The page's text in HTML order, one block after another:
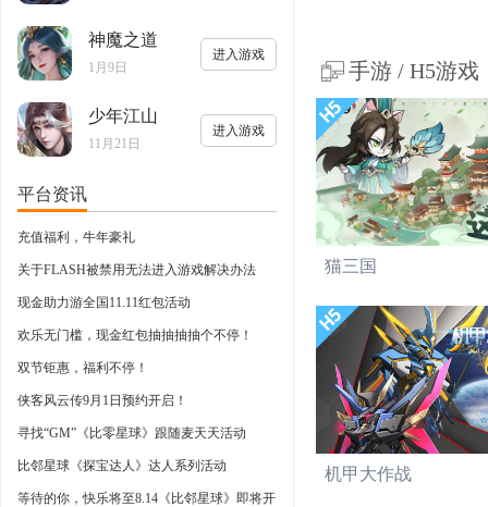
神魔之道
1月9日
进入游戏
少年江山
11月21日
进入游戏
平台资讯
充值福利，牛年豪礼
关于FLASH被禁用无法进入游戏解决办法
现金助力游全国11.11红包活动
欢乐无门槛，现金红包抽抽抽抽个不停！
双节钜惠，福利不停！
侠客风云传9月1日预约开启！
寻找“GM”《比零星球》跟随麦天天活动
比邻星球《探宝达人》达人系列活动
等待的你，快乐将至8.14《比邻星球》即将开
手游 / H5游戏
猫三国
机甲大作战